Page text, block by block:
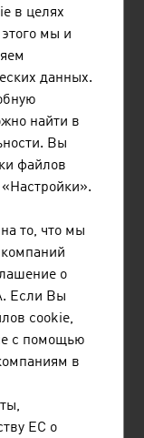
EUROPE
для
AG
технику,
для
заводских
в целях
мы и
данных.
найти в
Вы
файлов
то, что мы
о
Если Вы
cookie,
с помощью
в
ЕС о